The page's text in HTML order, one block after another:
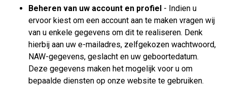
Beheren van uw account en profiel - Indien u
ervoor kiest om een account aan te maken vragen wij
van u enkele gegevens om dit te realiseren. Denk
hierbij aan uw e-mailadres, zelfgekozen wachtwoord,
NAW-gegevens, geslacht en uw geboortedatum.
Deze gegevens maken het mogelijk voor u om
bepaalde diensten op onze website te gebruiken.